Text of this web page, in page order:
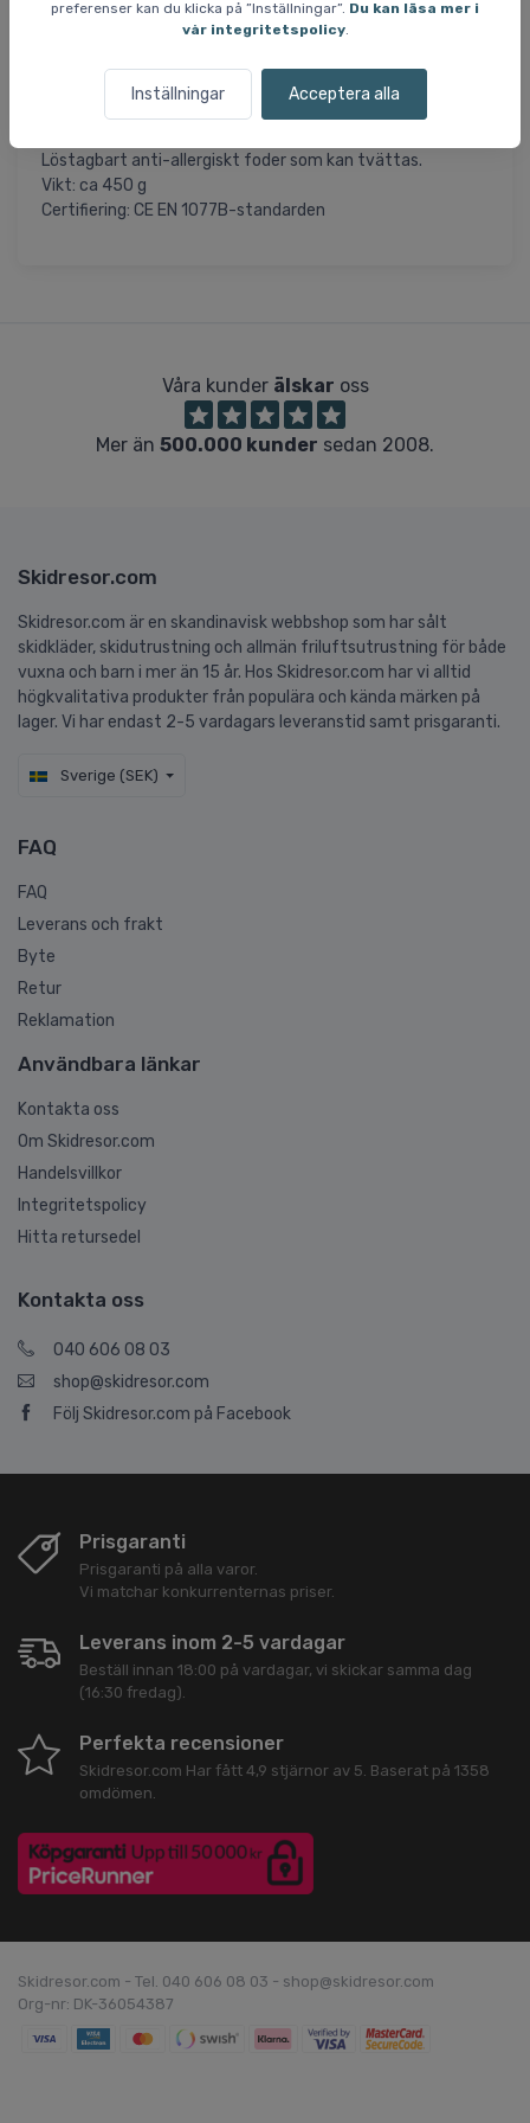
preferenser kan du klicka på ”Inställningar”. Du kan läsa mer i
vår integritetspolicy.
Inställningar Acceptera alla
Specifikationer och funktioner:
Wheel Fit-system
Icke-justerbar ventilation
Löstagbart anti-allergiskt foder som kan tvättas.
Vikt: ca 450 g
Certifiering: CE EN 1077B-standarden
Våra kunder älskar oss
Mer än 500.000 kunder sedan 2008.
Skidresor.com
Skidresor.com är en skandinavisk webbshop som har sålt
skidkläder, skidutrustning och allmän friluftsutrustning för både
vuxna och barn i mer än 15 år. Hos Skidresor.com har vi alltid
högkvalitativa produkter från populära och kända märken på
lager. Vi har endast 2-5 vardagars leveranstid samt prisgaranti.
Sverige (SEK)
FAQ
FAQ
Leverans och frakt
Byte
Retur
Reklamation
Användbara länkar
Kontakta oss
Om Skidresor.com
Handelsvillkor
Integritetspolicy
Hitta retursedel
Kontakta oss
040 606 08 03
shop@skidresor.com
Följ Skidresor.com på Facebook
Prisgaranti
Prisgaranti på alla varor.
Vi matchar konkurrenternas priser.
Leverans inom 2-5 vardagar
Beställ innan 18:00 på vardagar, vi skickar samma dag
(16:30 fredag).
Perfekta recensioner
Skidresor.com Har fått 4,9 stjärnor av 5 . Baserat på 1358
omdömen.
Skidresor.com - Tel. 040 606 08 03 - shop@skidresor.com
Org-nr: DK-36054387